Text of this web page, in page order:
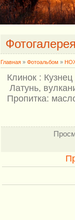
Главная » Фотоальбом »
Клинок :
Латунь,
Пропитка: